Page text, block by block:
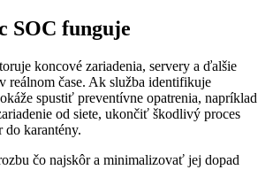
SOC funguje
koncové zariadenia, servery a ďalšie
reálnom čase. Ak služba identifikuje
spustiť preventívne opatrenia, napríklad
od siete, ukončiť škodlivý proces
do karantény.
čo najskôr a minimalizovať jej dopad